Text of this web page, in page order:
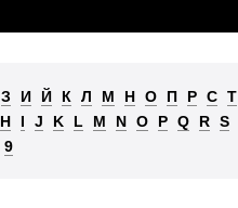
З И Й К Л М Н О П Р С Т
H I J K L M N O P Q R S
9